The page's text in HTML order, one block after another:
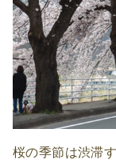
桜の季節は渋滞